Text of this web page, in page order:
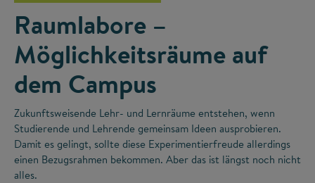
Raumlabore –
Möglichkeitsräume auf
dem Campus
Zukunftsweisende Lehr- und Lernräume entstehen, wenn
Studierende und Lehrende gemeinsam Ideen ausprobieren.
Damit es gelingt, sollte diese Experimentierfreude allerdings
einen Bezugsrahmen bekommen. Aber das ist längst noch nicht
alles.